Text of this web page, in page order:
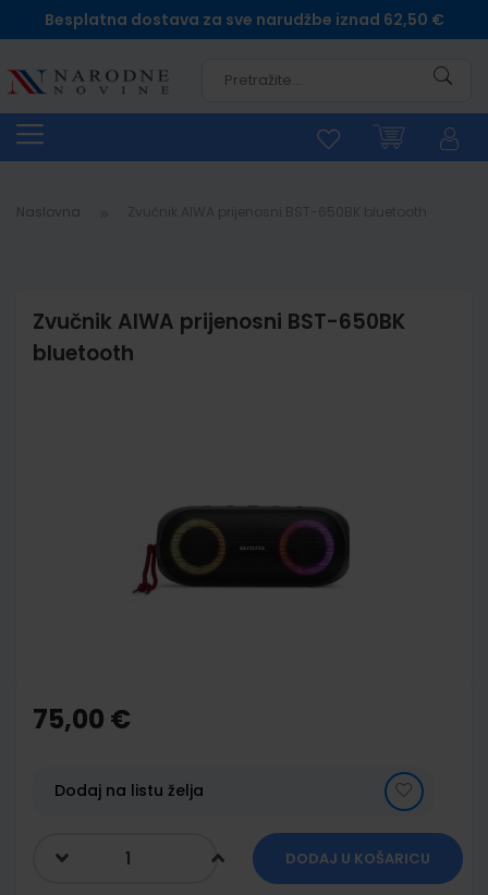
Besplatna dostava za sve narudžbe iznad 62,50 €
Naslovna
Zvučnik AIWA prijenosni BST-650BK
bluetooth
the
beginning
gallery
75,00 €
Dodaj na listu želja
DODAJ U KOŠARICU